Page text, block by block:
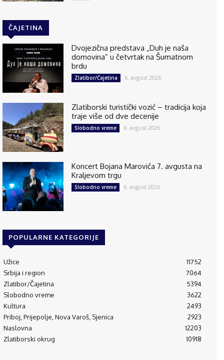
ČAJETINA
Dvojezična predstava „Duh je naša
domovina” u četvrtak na Šumatnom
brdu
Zlatibor/Čajetina 6. avgust 2026.
Zlatiborski turistički vozić – tradicija koja
traje više od dve decenije
Slobodno vreme 6. avgust 2026.
Koncert Bojana Marovića 7. avgusta na
Kraljevom trgu
Slobodno vreme 6. avgust 2026.
POPULARNE KATEGORIJE
Užice
11752
Srbija i region
7064
Zlatibor/Čajetina
5394
Slobodno vreme
3622
Kultura
2493
Priboj, Prijepolje, Nova Varoš, Sjenica
2923
Naslovna
12203
Zlatiborski okrug
10918